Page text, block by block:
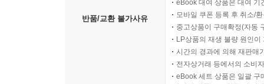
반품/교환 불가사유
eBook 대여 상품은 대여 기
모바일 쿠폰 등록 후 취소/
중고상품이 구매확정(자동
LP상품의 재생 불량 원인
시간의 경과에 의해 재판매
전자상거래 등에서의 소비
eBook 세트 상품은 일괄 구